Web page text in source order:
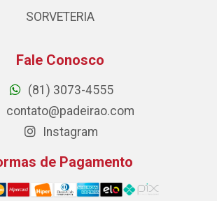
SORVETERIA
Fale Conosco
(81) 3073-4555
contato@padeirao.com
Instagram
de Pagamento